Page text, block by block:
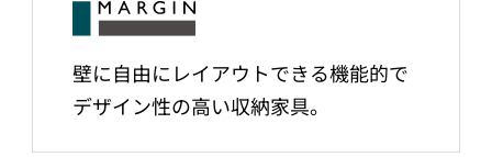
壁に自由にレイアウトできる機能的で
デザイン性の高い収納家具。